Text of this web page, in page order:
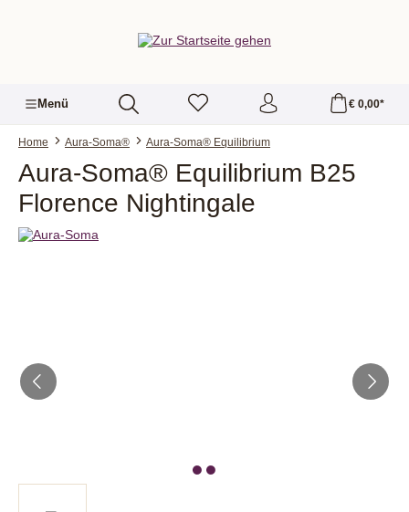
Menü € 0,00*
Home Aura-Soma® Aura-Soma® Equilibrium
Aura-Soma® Equilibrium B25
Florence Nightingale